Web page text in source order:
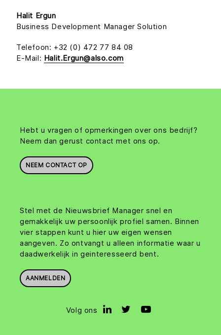
Halit Ergun
Business Development Manager Solution
Telefoon: +32 (0) 472 77 84 08
E-Mail: Halit.Ergun@also.com
Hebt u vragen of opmerkingen over ons bedrijf?
Neem dan gerust contact met ons op.
NEEM CONTACT OP
Stel met de Nieuwsbrief Manager snel en
gemakkelijk uw persoonlijk profiel samen. Binnen
vier stappen kunt u hier uw eigen wensen
aangeven. Zo ontvangt u alleen informatie waar u
daadwerkelijk in geinteresseerd bent.
AANMELDEN
Volg ons